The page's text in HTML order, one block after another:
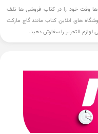
ها وقت خود را در کتاب فروشی ها تلف
های انلاین کتاب مانند گاج مارکت
التحریر را سفارش دهید.